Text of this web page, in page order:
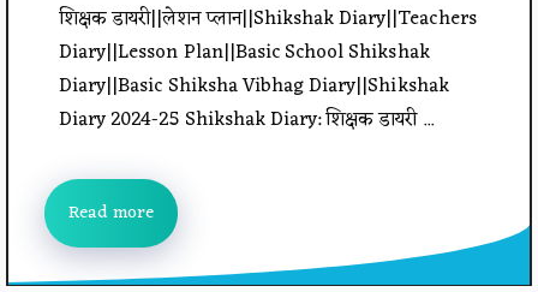
शिक्षक डायरी||लेशन प्लान||Shikshak Diary||Teachers
Diary||Lesson Plan||Basic School Shikshak
Diary||Basic Shiksha Vibhag Diary||Shikshak
Diary 2024-25 Shikshak Diary: शिक्षक डायरी ...
Read more